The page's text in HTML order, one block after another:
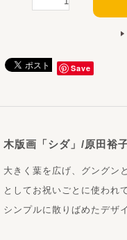
Save
木版画「シダ」/原田裕
大きく葉を広げ、グングン
としてお祝いごとに使われ
シンプルに散りばめたデザ